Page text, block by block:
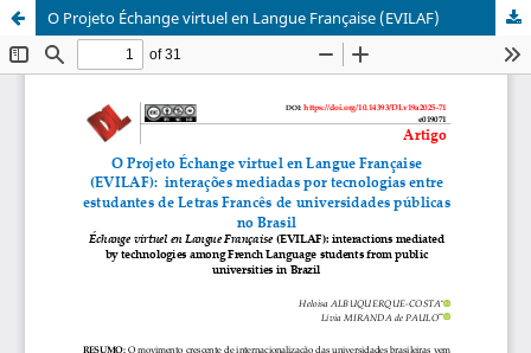
O Projeto Échange virtuel en Langue Française (EVILAF)